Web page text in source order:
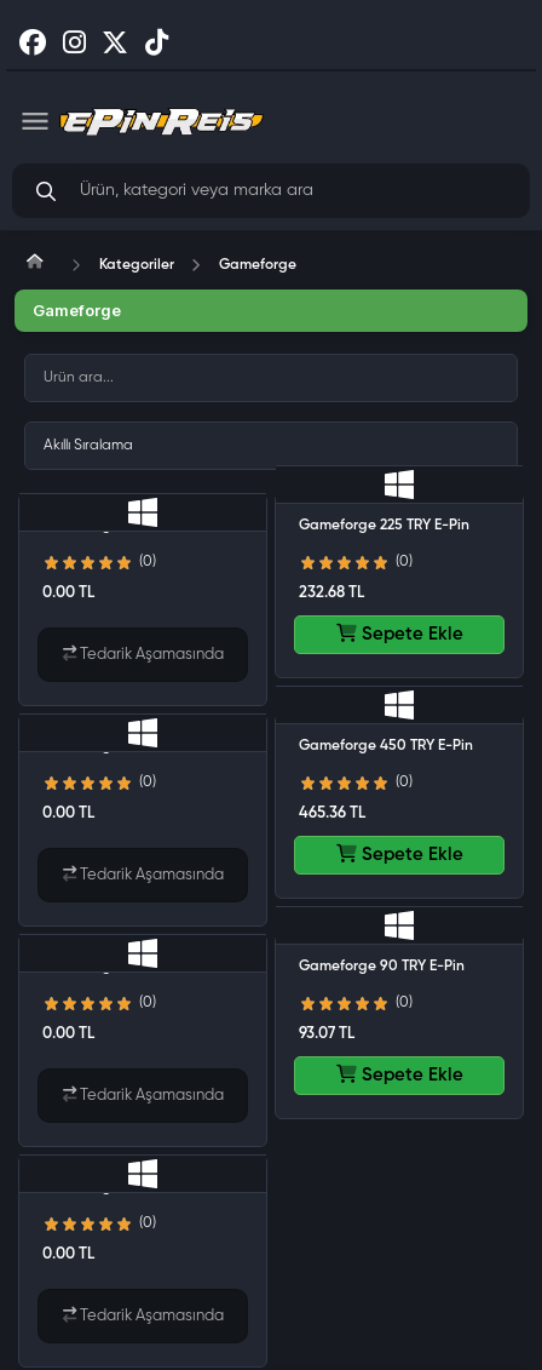
Kategoriler Gameforge
Gameforge
Gameforge 18 TRY E-Pin
(0)
0.00 TL
Tedarik Aşamasında
Gameforge 225 TRY E-Pin
(0)
232.68 TL
Sepete Ekle
Gameforge 45 TRY E-Pin
(0)
0.00 TL
Tedarik Aşamasında
Gameforge 450 TRY E-Pin
(0)
465.36 TL
Sepete Ekle
Gameforge 9 TRY E-Pin
(0)
0.00 TL
Tedarik Aşamasında
Gameforge 90 TRY E-Pin
(0)
93.07 TL
Sepete Ekle
Gameforge 900 TRY E-Pin
(0)
0.00 TL
Tedarik Aşamasında